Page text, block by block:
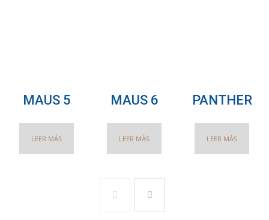
MAUS 5
LEER MÁS
MAUS 6
LEER MÁS
PANTHER
LEER MÁS